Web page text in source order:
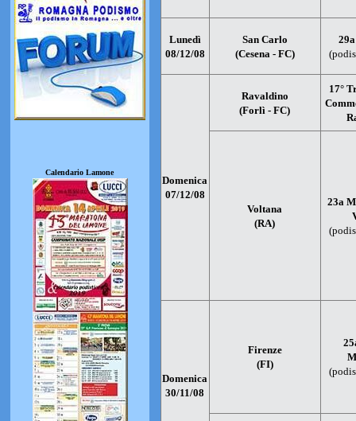
Lunedì
08/12/08
San Carlo
(Cesena - FC)
Domenica
07/12/08
Ravaldino
(Forlì - FC)
17°
Voltana
(RA)
23a
Domenica
30/11/08
Firenze
(FI)
Calendario Lamone